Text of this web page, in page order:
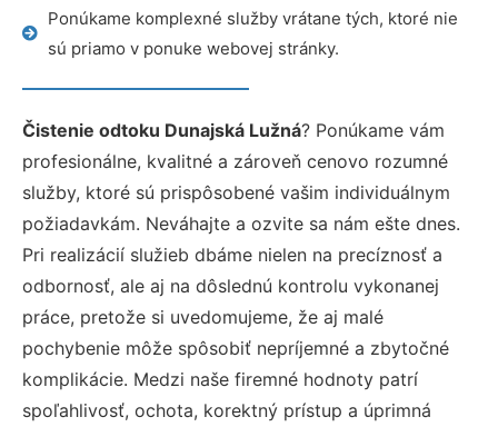
Ponúkame komplexné služby vrátane tých, ktoré nie
sú priamo v ponuke webovej stránky.
Čistenie odtoku Dunajská Lužná? Ponúkame vám
profesionálne, kvalitné a zároveň cenovo rozumné
služby, ktoré sú prispôsobené vašim individuálnym
požiadavkám. Neváhajte a ozvite sa nám ešte dnes.
Pri realizácií služieb dbáme nielen na precíznosť a
odbornosť, ale aj na dôslednú kontrolu vykonanej
práce, pretože si uvedomujeme, že aj malé
pochybenie môže spôsobiť nepríjemné a zbytočné
komplikácie. Medzi naše firemné hodnoty patrí
spoľahlivosť, ochota, korektný prístup a úprimná